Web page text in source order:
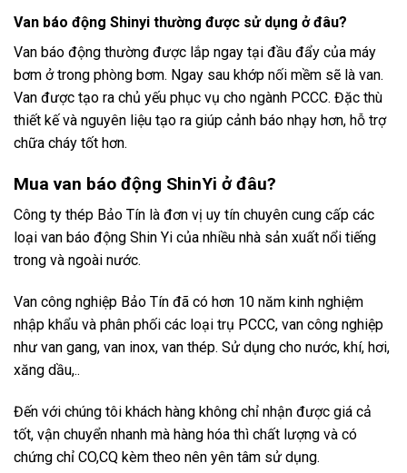
Van báo động Shinyi thường được sử dụng ở đâu?
Van báo động thường được lắp ngay tại đầu đẩy của máy
bơm ở trong phòng bơm. Ngay sau khớp nối mềm sẽ là van.
Van được tạo ra chủ yếu phục vụ cho ngành PCCC. Đặc thù
thiết kế và nguyên liệu tạo ra giúp cảnh báo nhạy hơn, hỗ trợ
chữa cháy tốt hơn.
Mua van báo động ShinYi ở đâu?
Công ty thép Bảo Tín là đơn vị uy tín chuyên cung cấp các
loại van báo động Shin Yi của nhiều nhà sản xuất nổi tiếng
trong và ngoài nước.
Van công nghiệp Bảo Tín đã có hơn 10 năm kinh nghiệm
nhập khẩu và phân phối các loại trụ PCCC, van công nghiệp
như van gang, van inox, van thép. Sử dụng cho nước, khí, hơi,
xăng dầu,..
Đến với chúng tôi khách hàng không chỉ nhận được giá cả
tốt, vận chuyển nhanh mà hàng hóa thì chất lượng và có
chứng chỉ CO,CQ kèm theo nên yên tâm sử dụng.